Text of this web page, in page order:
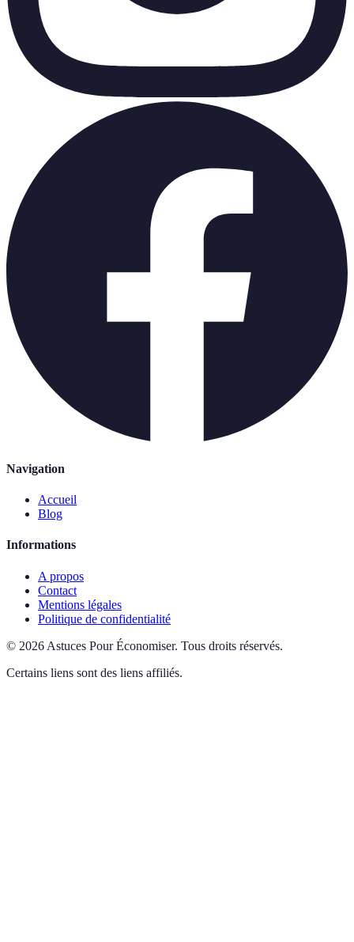
Navigation
Accueil
Blog
Informations
A propos
Contact
Mentions légales
Politique de confidentialité
© 2026 Astuces Pour Économiser. Tous droits réservés.
Certains liens sont des liens affiliés.